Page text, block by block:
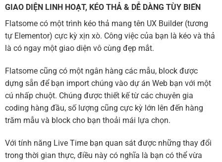
GIAO DIỆN LINH HOẠT, KÉO THẢ & DỄ DÀNG TÙY BIẾN
Flatsome có một trình kéo thả mang tên UX Builder (tương
tự Elementor) cực kỳ xịn xò. Công việc của bạn là kéo và thả
là có ngay một giao diện vô cùng đẹp mắt.
Flatsome cũng có một ngân hàng các mẫu, block được
dựng sẵn để bạn import chúng vào dự án Web bạn với một
cú nhấp chuột. Chúng được thiết kế từ các chuyên gia
coding hàng đầu, số lượng cũng cực kỳ lớn lên đến hàng
trăm mẫu và block cho bạn thoải mái lựa chọn.
Với tính năng Live Time bạn quan sát được những thay đổi
trong thời gian thực, điều này có nghĩa là bạn có thể vừa